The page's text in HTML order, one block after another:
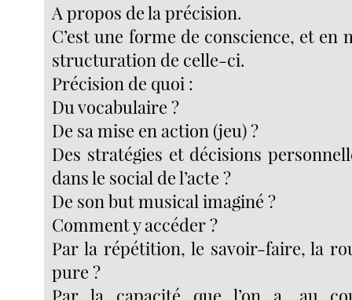
A propos de la précision.
C’est une forme de conscience, et en
structuration de celle-ci.
Précision de quoi :
Du vocabulaire ?
De sa mise en action (jeu) ?
Des stratégies et décisions
dans le social de l’acte ?
De son but musical imaginé ?
Comment y accéder ?
Par la répétition, le savoir-faire, la
pure ?